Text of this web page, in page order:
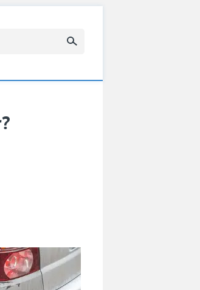
Suchbegriff eingeben